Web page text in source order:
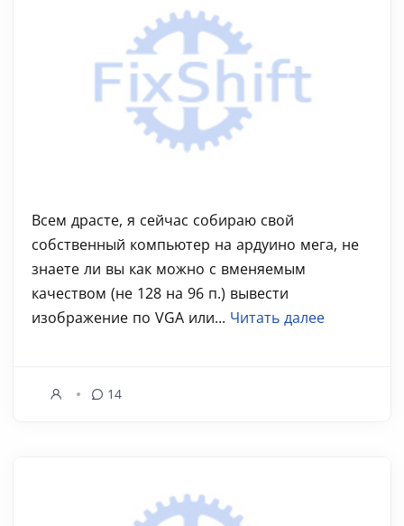
Всем драсте, я сейчас собираю свой
собственный компьютер на ардуино мега, не
знаете ли вы как можно с вменяемым
качеством (не 128 на 96 п.) вывести
изображение по VGA или... Читать далее
14